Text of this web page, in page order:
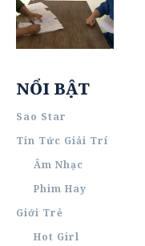
NỔI BẬT
Sao Star
Tin Tức Giải Trí
Âm Nhạc
Phim Hay
Giới Trẻ
Hot Girl